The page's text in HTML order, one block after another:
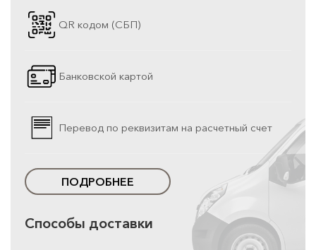
QR кодом (СБП)
Банковской картой
Перевод по реквизитам на расчетный счет
ПОДРОБНЕЕ
Способы доставки